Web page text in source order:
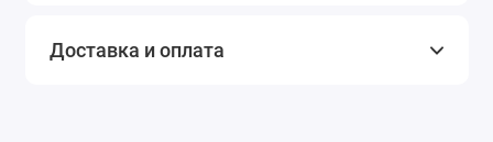
Доставка и оплата